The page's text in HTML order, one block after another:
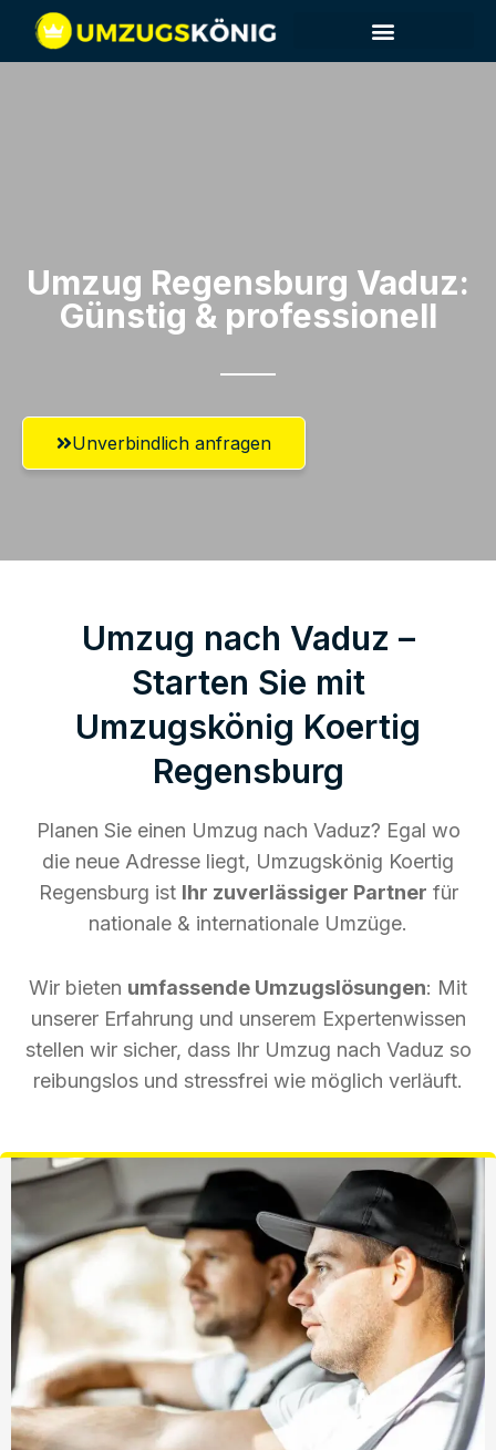
Umzug Regensburg​ Vaduz:
Günstig & professionell​
Unverbindlich anfragen
Umzug nach Vaduz –
Starten Sie mit
Umzugskönig Koertig
Regensburg
Planen Sie einen Umzug nach Vaduz? Egal wo
die neue Adresse liegt, Umzugskönig Koertig
Regensburg ist Ihr zuverlässiger Partner für
nationale & internationale Umzüge.
Wir bieten umfassende Umzugslösungen: Mit
unserer Erfahrung und unserem Expertenwissen
stellen wir sicher, dass Ihr Umzug nach Vaduz so
reibungslos und stressfrei wie möglich verläuft.